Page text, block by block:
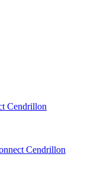
Cendrillon
Cendrillon